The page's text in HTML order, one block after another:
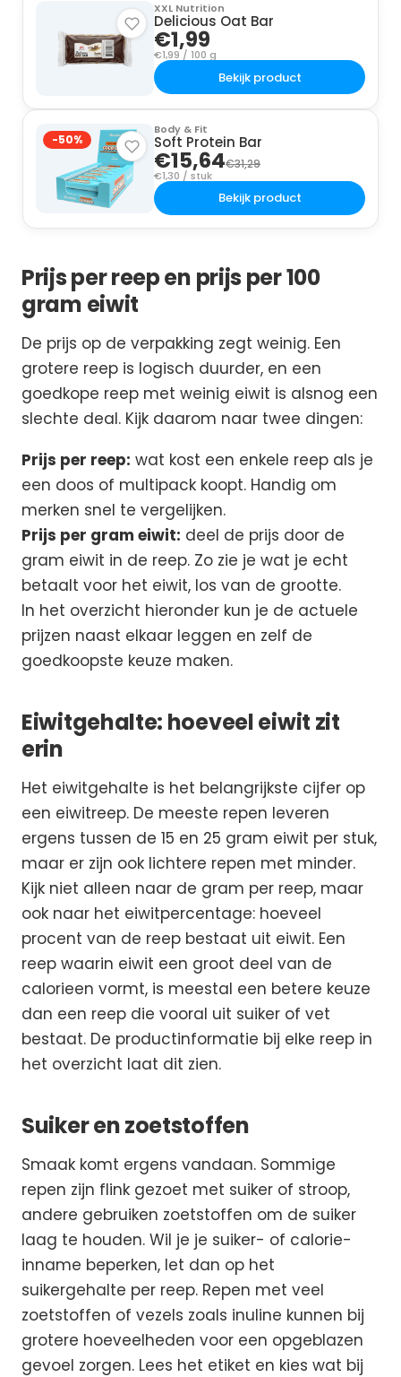
XXL Nutrition
Delicious Oat Bar
€1,99
€1,99 / 100 g
Bekijk product
-50%
Body & Fit
Soft Protein Bar
€15,64€31,29
€1,30 / stuk
Bekijk product
Prijs per reep en prijs per 100
gram eiwit
De prijs op de verpakking zegt weinig. Een
grotere reep is logisch duurder, en een
goedkope reep met weinig eiwit is alsnog een
slechte deal. Kijk daarom naar twee dingen:
Prijs per reep: wat kost een enkele reep als je
een doos of multipack koopt. Handig om
merken snel te vergelijken.
Prijs per gram eiwit: deel de prijs door de
gram eiwit in de reep. Zo zie je wat je echt
betaalt voor het eiwit, los van de grootte.
In het overzicht hieronder kun je de actuele
prijzen naast elkaar leggen en zelf de
goedkoopste keuze maken.
Eiwitgehalte: hoeveel eiwit zit
erin
Het eiwitgehalte is het belangrijkste cijfer op
een eiwitreep. De meeste repen leveren
ergens tussen de 15 en 25 gram eiwit per stuk,
maar er zijn ook lichtere repen met minder.
Kijk niet alleen naar de gram per reep, maar
ook naar het eiwitpercentage: hoeveel
procent van de reep bestaat uit eiwit. Een
reep waarin eiwit een groot deel van de
calorieen vormt, is meestal een betere keuze
dan een reep die vooral uit suiker of vet
bestaat. De productinformatie bij elke reep in
het overzicht laat dit zien.
Suiker en zoetstoffen
Smaak komt ergens vandaan. Sommige
repen zijn flink gezoet met suiker of stroop,
andere gebruiken zoetstoffen om de suiker
laag te houden. Wil je je suiker- of calorie-
inname beperken, let dan op het
suikergehalte per reep. Repen met veel
zoetstoffen of vezels zoals inuline kunnen bij
grotere hoeveelheden voor een opgeblazen
gevoel zorgen. Lees het etiket en kies wat bij